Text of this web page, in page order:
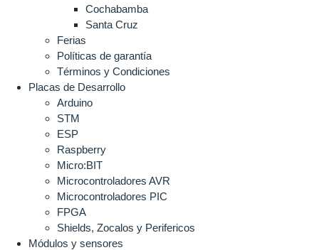
Cochabamba
Santa Cruz
Ferias
Políticas de garantía
Términos y Condiciones
Placas de Desarrollo
Arduino
STM
ESP
Raspberry
Micro:BIT
Microcontroladores AVR
Microcontroladores PIC
FPGA
Shields, Zocalos y Perifericos
Módulos y sensores